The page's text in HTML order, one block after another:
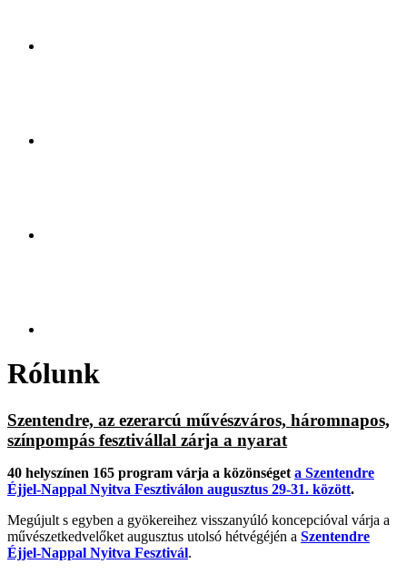
Rólunk
Szentendre, az ezerarcú művészváros, háromnapos,
színpompás fesztivállal zárja a nyarat
40 helyszínen 165 program várja a közönséget a Szentendre
Éjjel-Nappal Nyitva Fesztiválon augusztus 29-31. között.
Megújult s egyben a gyökereihez visszanyúló koncepcióval várja a
művészetkedvelőket augusztus utolsó hétvégéjén a Szentendre
Éjjel-Nappal Nyitva Fesztivál.